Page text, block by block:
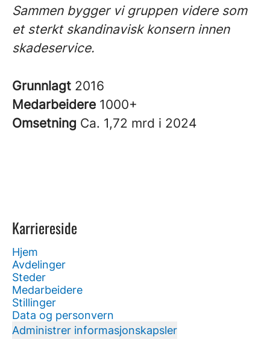
Sammen bygger vi gruppen videre som
et sterkt skandinavisk konsern innen
skadeservice.
Grunnlagt 2016
Medarbeidere 1000+
Omsetning Ca. 1,72 mrd i 2024
Karriereside
Hjem
Avdelinger
Steder
Medarbeidere
Stillinger
Data og personvern
Administrer informasjonskapsler